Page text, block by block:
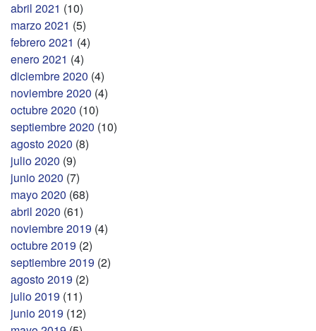
abril 2021 (10)
marzo 2021 (5)
febrero 2021 (4)
enero 2021 (4)
diciembre 2020 (4)
noviembre 2020 (4)
octubre 2020 (10)
septiembre 2020 (10)
agosto 2020 (8)
julio 2020 (9)
junio 2020 (7)
mayo 2020 (68)
abril 2020 (61)
noviembre 2019 (4)
octubre 2019 (2)
septiembre 2019 (2)
agosto 2019 (2)
julio 2019 (11)
junio 2019 (12)